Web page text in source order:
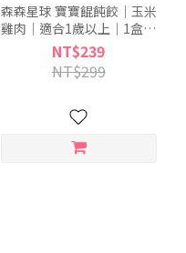
森森星球 寶寶餛飩餃｜玉米
雞肉｜適合1歲以上｜1盒入
(140g)｜冷凍
NT$239
NT$299